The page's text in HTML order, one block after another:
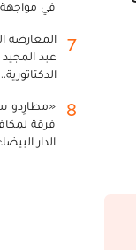
في
7
المعارضة
عبد
8
«مطارِدو
فرقة
الدار